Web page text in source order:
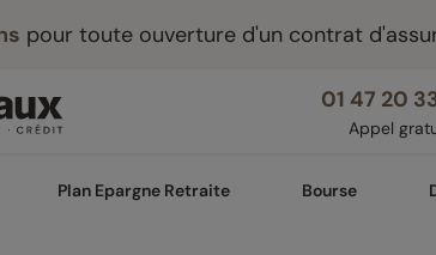
pour toute ouverture d'un contrat
01 47 20
Appel
Plan Epargne Retraite Bourse